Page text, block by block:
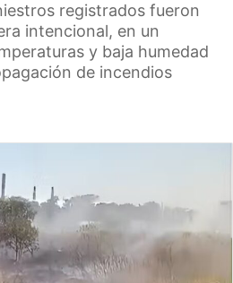
registrados fueron
intencional, en un
y baja humedad
de incendios